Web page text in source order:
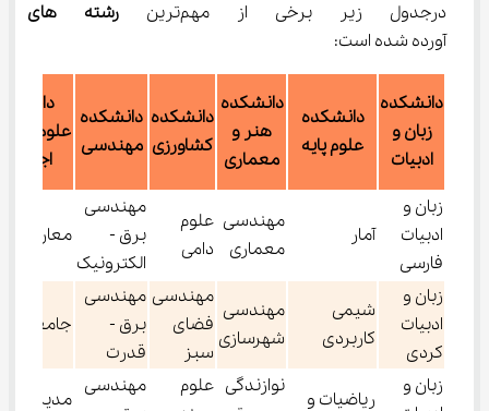
درجدول زیر برخی از مهم‌ترین
رشته های
آورده شده است:
دانشکده
زبان و
ادبیات
دانشکده
علوم پایه
دانشکده
هنر و
معماری
دانشکده
کشاورزی
دانشکده
مهندسی
علوم
زبان و
ادبیات
فارسی
آمار
مهندسی
معماری
علوم
دامی
مهندسی
برق -
الکترونیک
معارف
زبان و
ادبیات
کردی
شیمی
کاربردی
مهندسی
شهرسازی
مهندسی
فضای
سبز
مهندسی
برق -
قدرت
زبان و
ریاضیات و
نوازندگی علوم
مهندسی
مدیریت